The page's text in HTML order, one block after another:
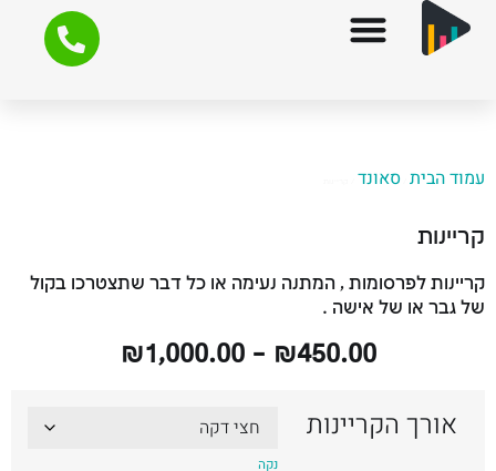
עמוד הבית סאונד
קריינות
קריינות לפרסומות , המתנה נעימה או כל דבר שתצטרכו בקול
של גבר או של אישה .
₪450.00
–
₪1,000.00
אורך הקריינות
נקה